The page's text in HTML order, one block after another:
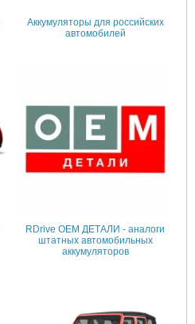
Аккумуляторы для российских
автомобилей
RDrive OEM ДЕТАЛИ - аналоги
штатных автомобильных
аккумуляторов